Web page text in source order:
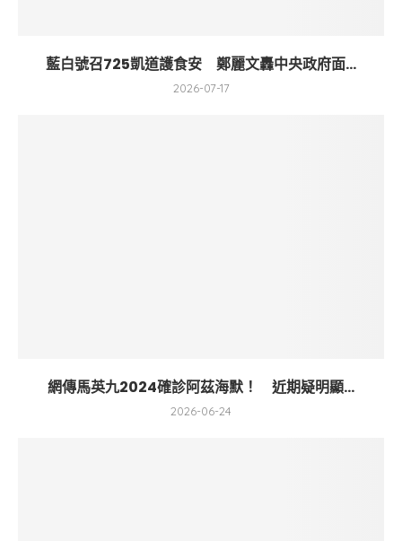
藍白號召725凱道護食安 鄭麗文轟中央政府面...
2026-07-17
網傳馬英九2024確診阿茲海默！ 近期疑明顯...
2026-06-24